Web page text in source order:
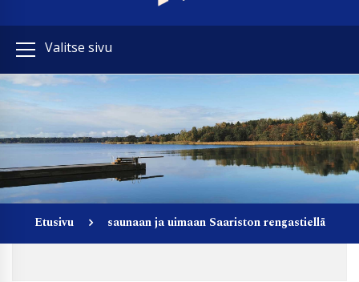
Valitse sivu
Etusivu saunaan ja uimaan Saariston rengastiellä